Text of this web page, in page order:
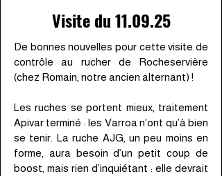
Visite du 11.09.25
De bonnes nouvelles pour cette visite de
contrôle au rucher de Rocheservière
(chez Romain, notre ancien alternant) !
Les ruches se portent mieux, traitement
Apivar terminé : les Varroa n’ont qu’à bien
se tenir. La ruche AJG, un peu moins en
forme, aura besoin d’un petit coup de
boost, mais rien d’inquiétant : elle devrait